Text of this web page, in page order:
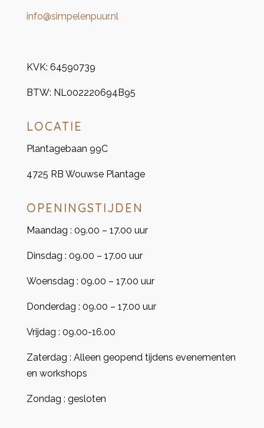
info@simpelenpuur.nl
KVK: 64590739
BTW: NL002220694B95
LOCATIE
Plantagebaan 99C
4725 RB Wouwse Plantage
OPENINGSTIJDEN
Maandag : 09.00 – 17.00 uur
Dinsdag : 09.00 – 17.00 uur
Woensdag : 09.00 – 17.00 uur
Donderdag : 09.00 – 17.00 uur
Vrijdag : 09.00-16.00
Zaterdag : Alleen geopend tijdens evenementen
en workshops
Zondag : gesloten